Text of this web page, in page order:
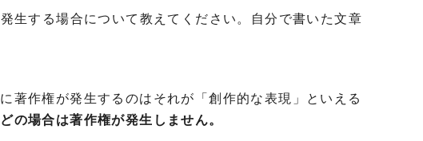
生する場合について教えてください。自分で書いた文章
著作権が発生するのはそれが「創作的な表現」といえる
の場合は著作権が発生しません。